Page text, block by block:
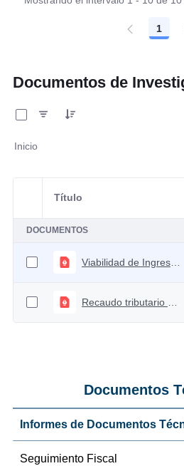
1
Documentos de
Inicio
Selección del elemento
Título
DOCUMENTOS
Viabilidad de Ingreso Solidario
Documentos
Informes de Documentos
Seguimiento Fiscal